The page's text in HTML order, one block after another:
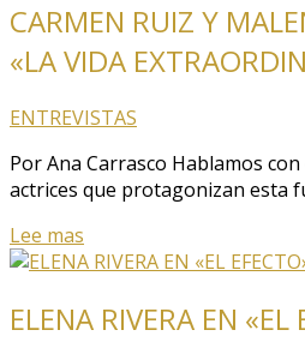
CARMEN RUIZ Y
«LA VIDA
ENTREVISTAS
Por Ana Carrasco Hablamos
actrices que protagonizan esta
Lee mas
ELENA RIVERA EN «EL